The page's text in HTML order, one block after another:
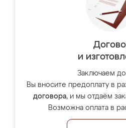
и
Заключаем
Вы вносите предоплату в
договора, и мы отдаём
Возможна оплата в